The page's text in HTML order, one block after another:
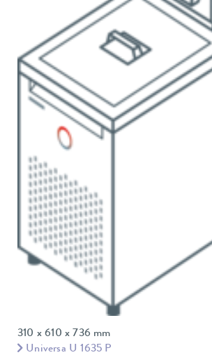
310 x 610 x 736 mm
Universa U 1635 P